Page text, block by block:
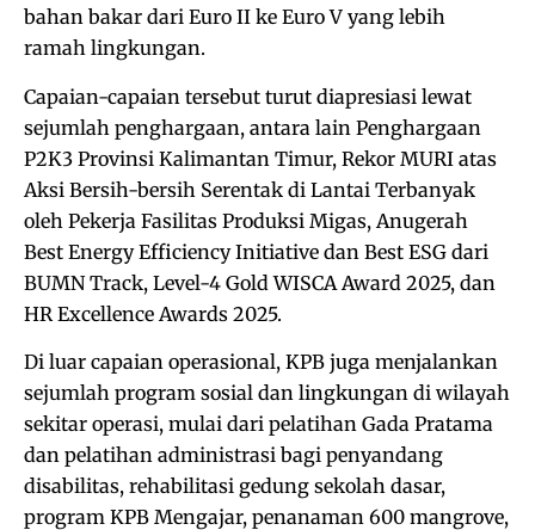
bahan bakar dari Euro II ke Euro V yang lebih
ramah lingkungan.
Capaian-capaian tersebut turut diapresiasi lewat
sejumlah penghargaan, antara lain Penghargaan
P2K3 Provinsi Kalimantan Timur, Rekor MURI atas
Aksi Bersih-bersih Serentak di Lantai Terbanyak
oleh Pekerja Fasilitas Produksi Migas, Anugerah
Best Energy Efficiency Initiative dan Best ESG dari
BUMN Track, Level-4 Gold WISCA Award 2025, dan
HR Excellence Awards 2025.
Di luar capaian operasional, KPB juga menjalankan
sejumlah program sosial dan lingkungan di wilayah
sekitar operasi, mulai dari pelatihan Gada Pratama
dan pelatihan administrasi bagi penyandang
disabilitas, rehabilitasi gedung sekolah dasar,
program KPB Mengajar, penanaman 600 mangrove,